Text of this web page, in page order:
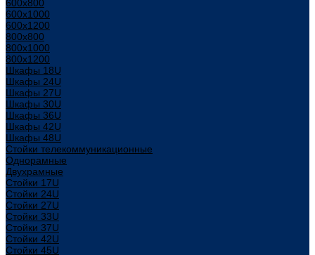
600x800
600х1000
600х1200
800x800
800х1000
800х1200
Шкафы 18U
Шкафы 24U
Шкафы 27U
Шкафы 30U
Шкафы 36U
Шкафы 42U
Шкафы 48U
Стойки телекоммуникационные
Однорамные
Двухрамные
Стойки 17U
Стойки 24U
Стойки 27U
Стойки 33U
Стойки 37U
Стойки 42U
Стойки 45U